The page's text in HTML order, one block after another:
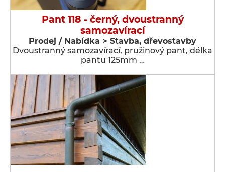
Pant 118 - černý, dvoustranný
samozavírací
Prodej / Nabídka > Stavba, dřevostavby
Dvoustranný samozavírací, pružinový pant, délka
pantu 125mm …